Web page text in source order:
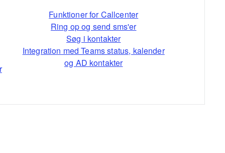
Funktioner for Callcenter
Ring op og send sms'er
Søg i kontakter
Integration med Teams status, kalender
og AD kontakter